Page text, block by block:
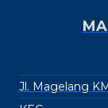
Jl. Magelang